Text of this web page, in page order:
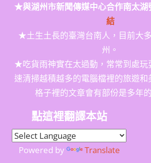
★與湖州市新聞傳媒中心合作南太湖
結
★土生土長的臺灣台南人，目前大
州。
★吃貨雨神實在太過動，常常到處玩
速清掃越積越多的電腦檔裡的旅遊和
格子裡的文章會有部份是多年
點這裡翻譯本站
Powered by Translate